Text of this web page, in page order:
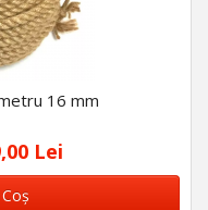
16 mm
Lei